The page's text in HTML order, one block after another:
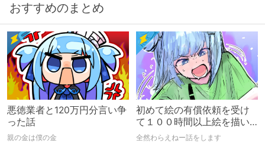
おすすめのまとめ
悪徳業者と120万円分言い争
った話
親の金は僕の金
初めて絵の有償依頼を受け
て１００時間以上絵を描い
た話
全然わらえねー話をします